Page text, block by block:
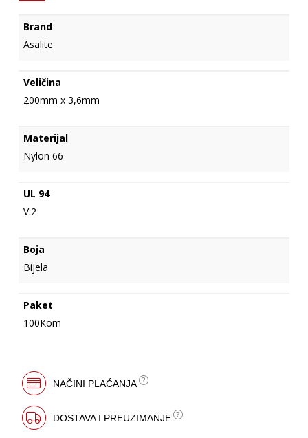
Brand
Asalite
Veličina
200mm x 3,6mm
Materijal
Nylon 66
UL 94
V.2
Boja
Bijela
Paket
100Kom
NAČINI PLAĆANJA
DOSTAVA I PREUZIMANJE